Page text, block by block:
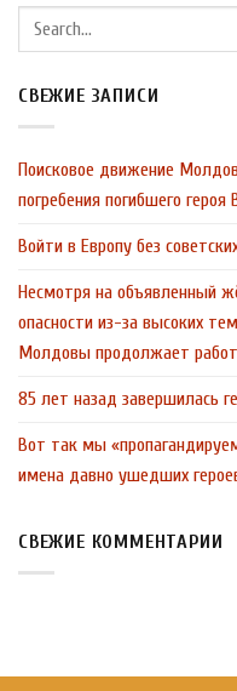
СВЕЖИЕ ЗАПИСИ
Поисковое движение
погребения погибшего
Войти в Европу без
Несмотря на объявленный
опасности из-за высоких
Молдовы продолжает
85 лет назад завершилась
Вот так мы
имена давно ушедших
СВЕЖИЕ КОММЕНТАРИИ